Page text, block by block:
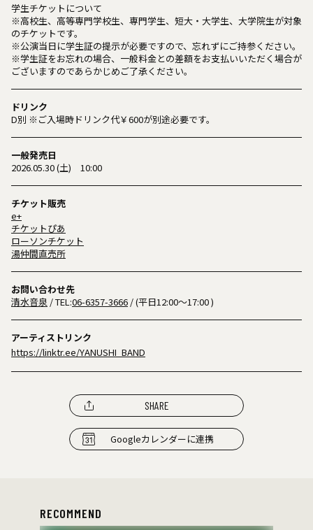
学生チケットについて
※高校生、高等専門学校生、専門学生、短大・大学生、大学院生が対象
のチケットです。
※公演当日に学生証の提示が必要ですので、忘れずにご持参ください。
※学生証をお忘れの場合、一般料金との差額をお支払いいただく場合が
ございますのであらかじめご了承ください。
ドリンク
D別 ※ご入場時ドリンク代￥600が別途必要です。
一般発売日
2026.05.30 (土) 10:00
チケット販売
e+
チケットぴあ
ローソンチケット
湯仲間直売所
お問い合わせ先
清水音泉 / TEL:06-6357-3666 / (平日12:00〜17:00 )
アーティストリンク
https://linktr.ee/YANUSHI_BAND
SHARE
Googleカレンダーに連携
RECOMMEND